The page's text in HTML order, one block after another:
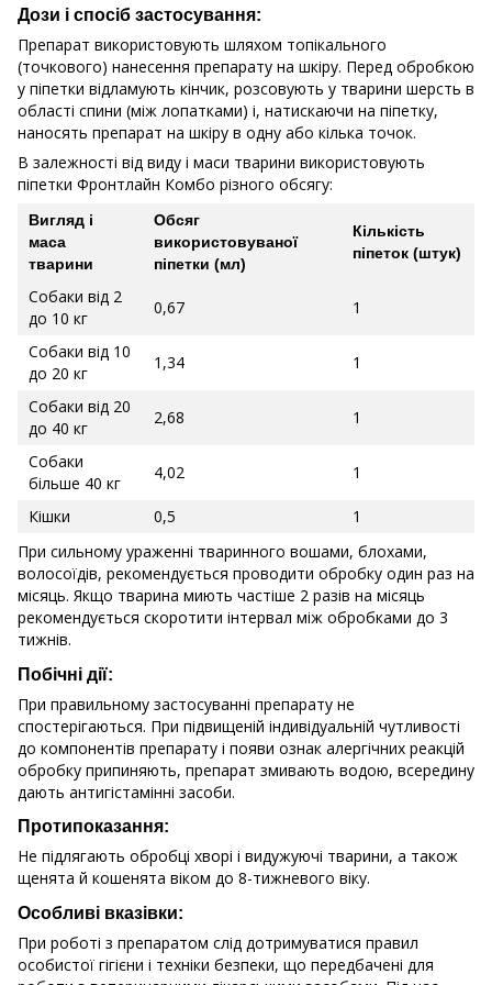
Дози і спосіб застосування:
Препарат використовують шляхом топікального
(точкового) нанесення препарату на шкіру. Перед обробкою
у піпетки відламують кінчик, розсовують у тварини шерсть в
області спини (між лопатками) і, натискаючи на піпетку,
наносять препарат на шкіру в одну або кілька точок.
В залежності від виду і маси тварини використовують
піпетки Фронтлайн Комбо різного обсягу:
Вигляд і
маса
тварини
Обсяг
використовуваної
піпетки (мл)
Кількість
піпеток (штук)
Собаки від 2
до 10 кг
0,67 1
Собаки від 10
до 20 кг
1,34 1
Собаки від 20
до 40 кг
2,68 1
Собаки
більше 40 кг
4,02 1
Кішки 0,5
1
При сильному ураженні тваринного вошами, блохами,
волосоїдів, рекомендується проводити обробку один раз на
місяць. Якщо тварина миють частіше 2 разів на місяць
рекомендується скоротити інтервал між обробками до 3
тижнів.
Побічні дії:
При правильному застосуванні препарату не
спостерігаються. При підвищеній індивідуальній чутливості
до компонентів препарату і появи ознак алергічних реакцій
обробку припиняють, препарат змивають водою, всередину
дають антигістамінні засоби.
Протипоказання:
Не підлягають обробці хворі і видужуючі тварини, а також
щенята й кошенята віком до 8-тижневого віку.
Особливі вказівки:
При роботі з препаратом слід дотримуватися правил
особистої гігієни і техніки безпеки, що передбачені для